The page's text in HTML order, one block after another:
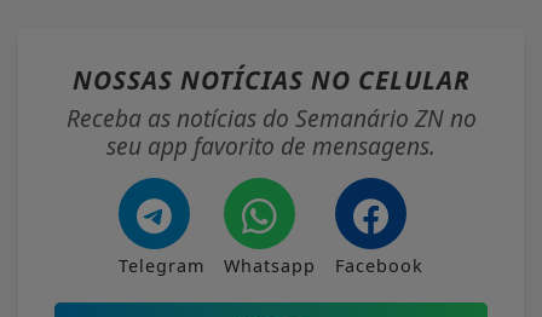
NOSSAS NOTÍCIAS NO CELULAR
Receba as notícias do Semanário ZN no
seu app favorito de mensagens.
Telegram Whatsapp Facebook